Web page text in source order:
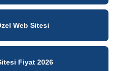
Web Sitesi
Fiyat 2026